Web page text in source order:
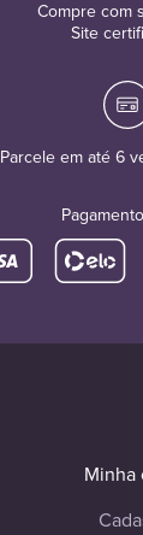
Compre com
Site
Parcele em até 6
Minha